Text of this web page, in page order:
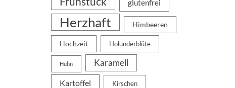
glutenfrei
Herzhaft Himbeeren
Hochzeit Holunderblüte
Huhn Karamell
Kartoffel Kirschen